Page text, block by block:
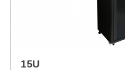
15U